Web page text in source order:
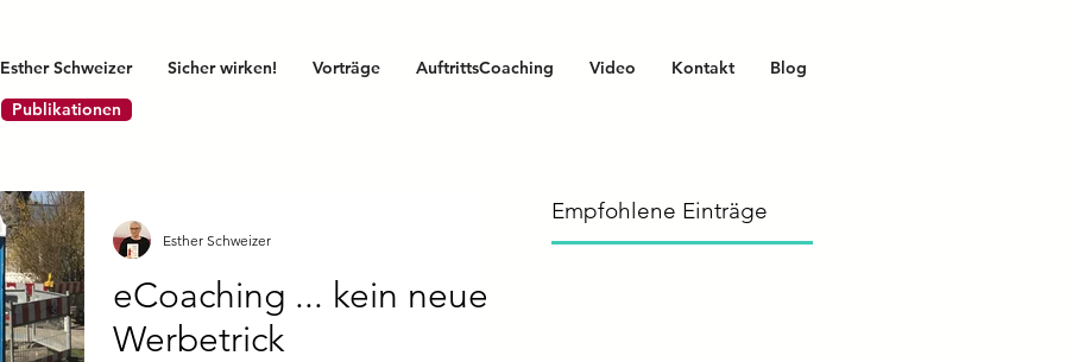
Esther Schweizer Sicher wirken! Vorträge AuftrittsCoaching Video Kontakt
Blog
Publikationen
eCoaching ... kein neuer
Werbetrick
Esther Schweizer
Empfohlene Einträge